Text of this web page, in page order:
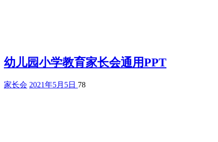
幼儿园小学教育家长会通用PPT
家长会 2021年5月5日 78